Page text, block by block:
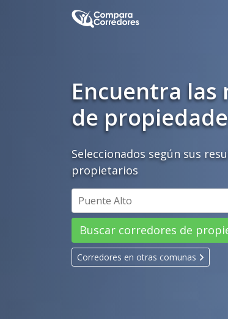
Encuentra las
de
Seleccionados según sus
propietarios
Buscar corredores de
Corredores en otras comunas